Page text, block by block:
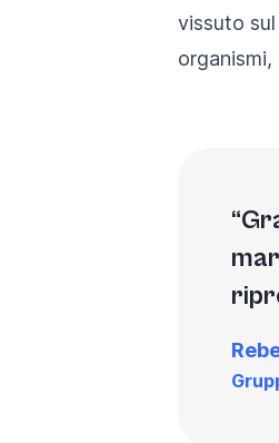
vissuto